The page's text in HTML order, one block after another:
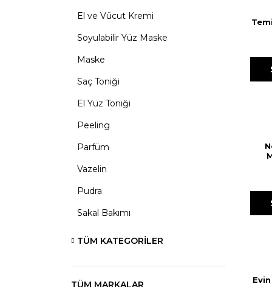
El ve Vücut Kremi
Soyulabilir Yüz Maske
Maske
Saç Toniği
El Yüz Toniği
Peeling
Parfüm
Vazelin
Pudra
Sakal Bakımı
TÜM KATEGORILER
TÜM MARKALAR